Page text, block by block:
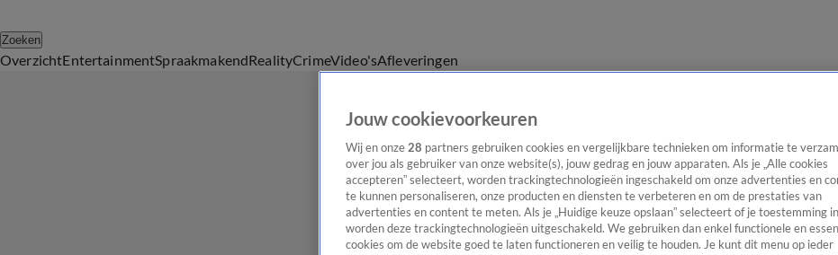
Zoeken
OverzichtEntertainmentSpraakmakendRealityCrimeVideo'sAfleveringen
Jouw cookievoorkeuren
Wij en onze 28 partners gebruiken cookies en vergelijkbare technieken om informatie te
over jou als gebruiker van onze website(s), jouw gedrag en jouw apparaten. Als je „Alle cookies
accepteren” selecteert, worden trackingtechnologieën ingeschakeld om onze advertenties en
te kunnen personaliseren, onze producten en diensten te verbeteren en om de prestaties van
advertenties en content te meten. Als je „Huidige keuze opslaan” selecteert of je toestemming
worden deze trackingtechnologieën uitgeschakeld. We gebruiken dan enkel functionele en
cookies om de website goed te laten functioneren en veilig te houden. Je kunt dit menu op ieder